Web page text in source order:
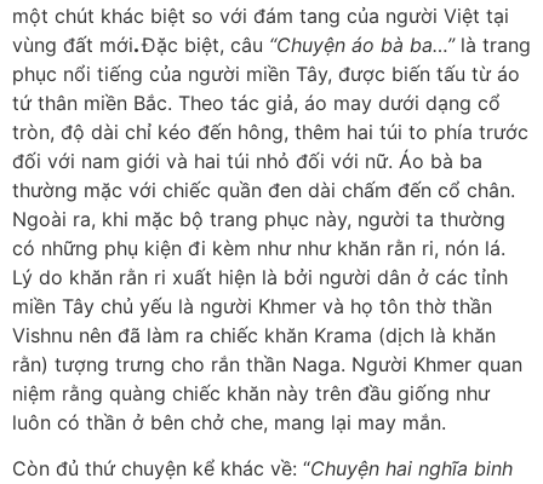
một chút khác biệt so với đám tang của người Việt tại
vùng đất mới.Đặc biệt, câu “Chuyện áo bà ba…” là trang
phục nổi tiếng của người miền Tây, được biến tấu từ áo
tứ thân miền Bắc. Theo tác giả, áo may dưới dạng cổ
tròn, độ dài chỉ kéo đến hông, thêm hai túi to phía trước
đối với nam giới và hai túi nhỏ đối với nữ. Áo bà ba
thường mặc với chiếc quần đen dài chấm đến cổ chân.
Ngoài ra, khi mặc bộ trang phục này, người ta thường
có những phụ kiện đi kèm như như khăn rằn ri, nón lá.
Lý do khăn rằn ri xuất hiện là bởi người dân ở các tỉnh
miền Tây chủ yếu là người Khmer và họ tôn thờ thần
Vishnu nên đã làm ra chiếc khăn Krama (dịch là khăn
rằn) tượng trưng cho rắn thần Naga. Người Khmer quan
niệm rằng quàng chiếc khăn này trên đầu giống như
luôn có thần ở bên chở che, mang lại may mắn.
Còn đủ thứ chuyện kể khác về: “Chuyện hai nghĩa binh